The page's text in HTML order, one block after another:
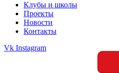
Клубы и школы
Проекты
Новости
Контакты
Vk Instagram